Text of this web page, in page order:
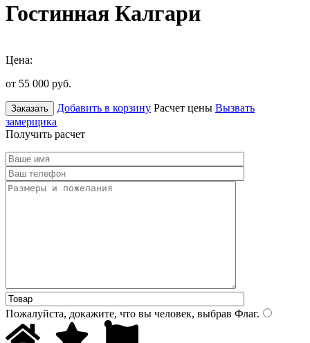
Гостинная Калгари
Цена:
от 55 000 руб.
Заказать Добавить в корзину Расчет цены Вызвать
замерщика
Получить расчет
Пожалуйста, докажите, что вы человек, выбрав Флаг.